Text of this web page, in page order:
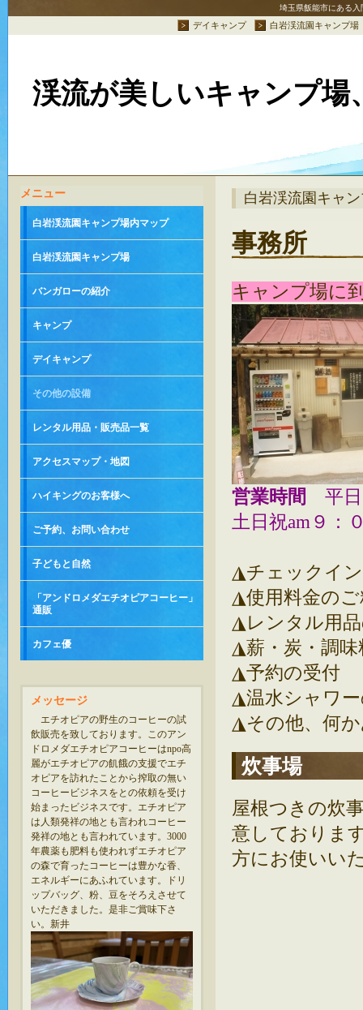
埼玉県飯能市にある
デイキャンプ 白岩渓流園キャンプ場
渓流が美しいキャンプ場
メニュー
白岩渓流園キャンプ場内マップ
白岩渓流園キャンプ場
バンガローの紹介
キャンプ
デイキャンプ
その他の設備
レンタル用品・販売品一覧
アクセスマップ・地図
ハイキングのお客様へ
ご予約、お問い合わせ
子どもと自然
「アンドロメダエチオピアコーヒー」
通販
カフェ優
メッセージ
エチオピアの野生のコーヒーの試
飲販売を致しております。このアン
ドロメダエチオピアコーヒーはnpo高
麗がエチオピアの飢餓の支援でエチ
オピアを訪れたことから搾取の無い
コーヒービジネスをとの依頼を受け
始まったビジネスです。エチオピア
は人類発祥の地とも言われコーヒー
発祥の地とも言われています。3000
年農薬も肥料も使われずエチオピア
の森で育ったコーヒーは豊かな香、
エネルギーにあふれています。ドリ
ップバッグ、粉、豆をそろえさせて
いただきました。是非ご賞味下さ
い。新井
白岩渓流園キャ
事務所
キャンプ場に
営業時間 平日
土日祝am９：
◮チェックイ
◮使用料金のご
◮レンタル用
◮薪・炭・調味
◮予約の受付
◮温水シャワ
◮その他、何
炊事場
屋根つきの炊
意しておりま
方にお使いい